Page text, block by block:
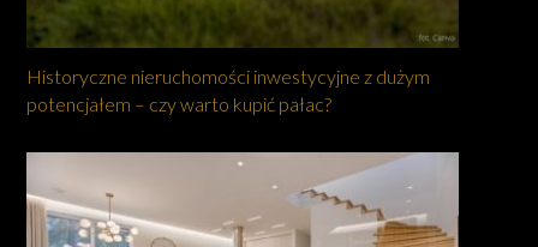
Historyczne nieruchomości inwestycyjne z dużym
potencjałem – czy warto kupić pałac?